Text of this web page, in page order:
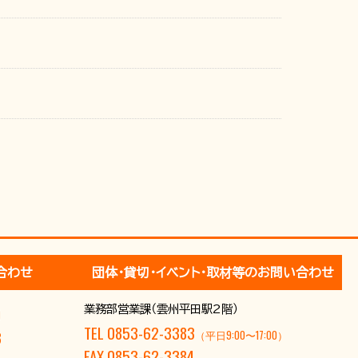
わせ 団体･貸切･イベント･取材等のお問い合わせ
業務部営業課（雲州平田駅2階）
TEL 0853-62-3383 （平日9:00〜17:00）